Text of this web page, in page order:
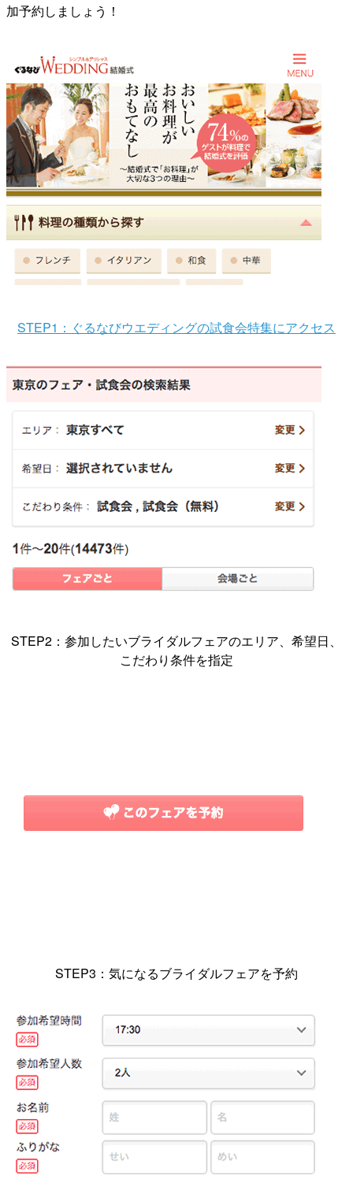
加予約しましょう！
STEP1：ぐるなびウエディングの試食会特集にアクセス
STEP2：参加したいブライダルフェアのエリア、希望日、
こだわり条件を指定
STEP3：気になるブライダルフェアを予約